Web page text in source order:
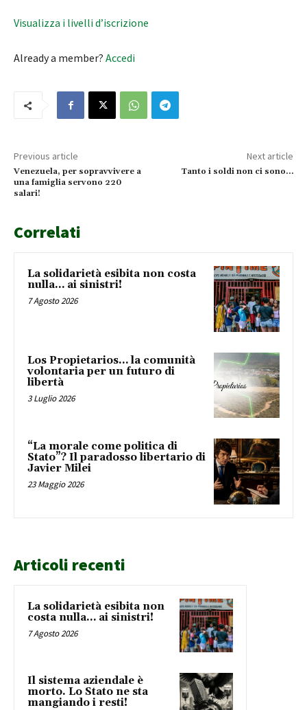
Visualizza i livelli d’iscrizione
Already a member? Accedi
Previous article
Venezuela, per sopravvivere a
una famiglia servono 220
salari!
Next article
Tanto i soldi non ci sono…
Correlati
La solidarietà esibita non costa
nulla… ai sinistri!
7 Agosto 2026
Los Propietarios… la comunità
volontaria per un futuro di
libertà
3 Luglio 2026
“La morale come politica di
Stato”? Il paradosso libertario di
Javier Milei
23 Maggio 2026
Articoli recenti
La solidarietà esibita non
costa nulla… ai sinistri!
7 Agosto 2026
Il sistema aziendale è
morto. Lo Stato ne sta
mangiando i resti!